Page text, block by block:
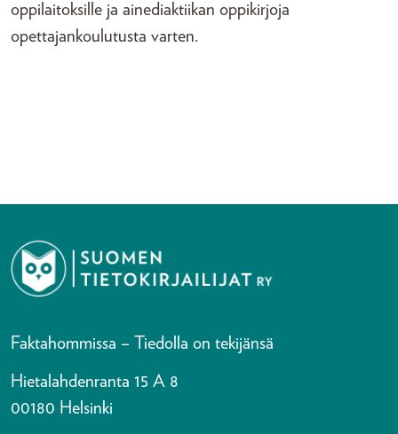
oppilaitoksille ja ainediaktiikan oppikirjoja
opettajankoulutusta varten.
Faktahommissa – Tiedolla on tekijänsä
Hietalahdenranta 15 A 8
00180 Helsinki